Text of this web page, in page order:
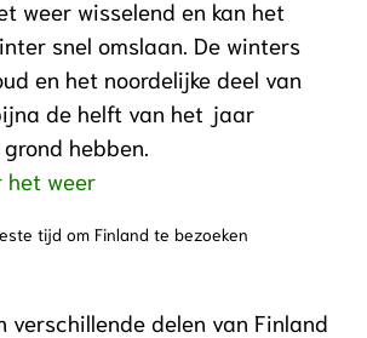
weer wisselend en kan het
snel omslaan. De winters
en het noordelijke deel van
de helft van het jaar
hebben.
het weer
verschillende delen van Finland